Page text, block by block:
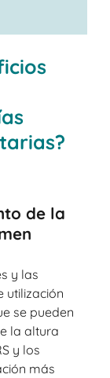
de la
y las
utilización
se pueden
la altura
y los
más